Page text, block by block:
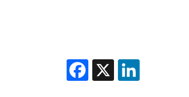
Facebook
X